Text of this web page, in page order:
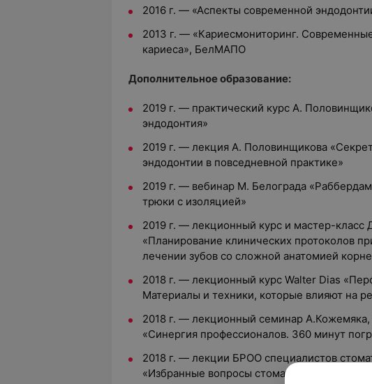
2016 г. — «Аспекты современной
2013 г. — «Кариесмониторинг.
кариеса», БелМАПО
Дополнительное образование:
2019 г. — практический курс А.
эндодонтия»
2019 г. — лекция А. Половинщикова
эндодонтии в повседневной практике»
2019 г. — вебинар М. Белограда
трюки с изоляцией»
2019 г. — лекционный курс и мастер-класс
«Планирование клинических протоколов
лечении зубов со сложной анатомией
2018 г. — лекционный курс Walter Dias
Материалы и техники, которые влияют на
2018 г. — лекционный семинар А.Кожемяка,
«Синергия профессионалов. 360 минут
2018 г. — лекции БРОО специалистов
«Избранные вопросы стоматологии»